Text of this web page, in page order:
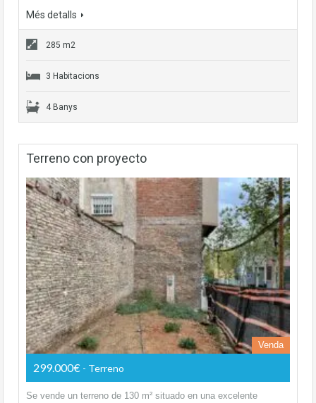
Més detalls
285 m2
3 Habitacions
4 Banys
Terreno con proyecto
Venda
299.000€ - Terreno
Se vende un terreno de 130 m² situado en una excelente